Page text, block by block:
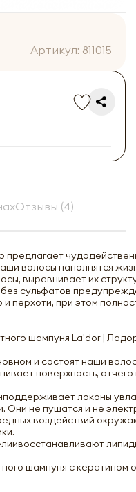
Артикул: 811015
Отзывы (4)
предлагает
волосы наполнятся
выравнивает их
сульфатов
перхоти, при этом
шампуня La'dor |
и состоят наши
поверхность,
локоны
Они не пушатся и не
воздействий
шампуня с кератином